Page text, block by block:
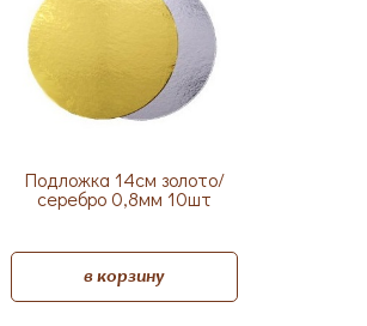
Подложка 14см золото/
серебро 0,8мм 10шт
в корзину